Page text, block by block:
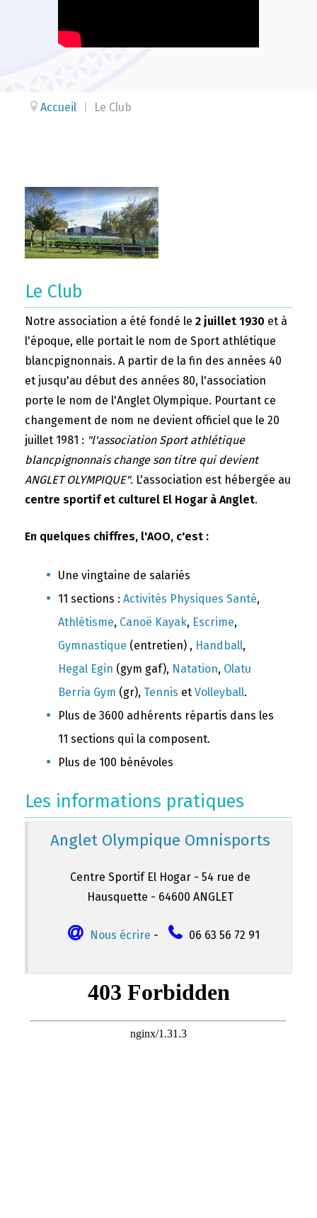
Accueil Le Club
Le Club
Notre association a été fondé le 2 juillet 1930 et à
l'époque, elle portait le nom de Sport athlétique
blancpignonnais. A partir de la fin des années 40
et jusqu'au début des années 80, l'association
porte le nom de l'Anglet Olympique. Pourtant ce
changement de nom ne devient officiel que le 20
juillet 1981 : "l'association Sport athlétique
blancpignonnais change son titre qui devient
ANGLET OLYMPIQUE". L'association est hébergée au
centre sportif et culturel El Hogar à Anglet.
En quelques chiffres, l'AOO, c'est :
Une vingtaine de salariés
11 sections : Activités Physiques Santé,
Athlétisme, Canoë Kayak, Escrime,
Gymnastique (entretien) , Handball,
Hegal Egin (gym gaf), Natation, Olatu
Berria Gym (gr), Tennis et Volleyball.
Plus de 3600 adhérents répartis dans les
11 sections qui la composent.
Plus de 100 bénévoles
Les informations pratiques
Anglet Olympique Omnisports
Centre Sportif El Hogar - 54 rue de
Hausquette - 64600 ANGLET
Nous écrire - 06 63 56 72 91